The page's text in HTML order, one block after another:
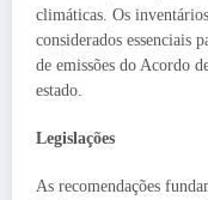
climáticas. Os
considerados essenciais
de emissões do Acordo
estado.
Legislações
As recomendações